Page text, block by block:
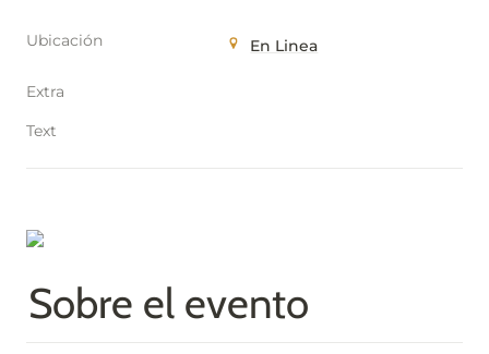
Ubicación En Linea
Extra
Text
Sobre el evento